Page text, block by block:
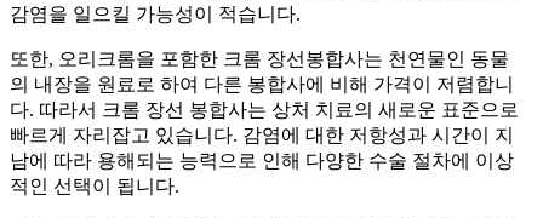
감염을 일으킬 가능성이 적습니다.
또한, 오리크롬을 포함한 크롬 장선봉합사는 천연물인 동물
의 내장을 원료로 하여 다른 봉합사에 비해 가격이 저렴합니
다. 따라서 크롬 장선 봉합사는 상처 치료의 새로운 표준으로
빠르게 자리잡고 있습니다. 감염에 대한 저항성과 시간이 지
남에 따라 용해되는 능력으로 인해 다양한 수술 절차에 이상
적인 선택이 됩니다.